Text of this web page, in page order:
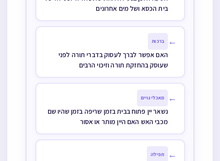
בית הכסא ושל מים אחרונים
← ברכות
האם אפשר לברך לעסוק בדברי תורה לפני
שעוסק בהחזקת תורה וזיכוי הרבים
← מאכלי גויים
נשאר יין פתוח בבית בזמן שריפה בזמן שהיו שם
מכבי האש האם היין מותר או אסור
← תפילה